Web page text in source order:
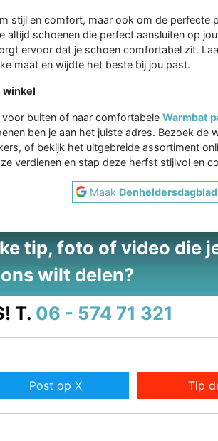
stijl en comfort, maar ook om de perfecte
altijd schoenen die perfect aansluiten op
ervoor dat je schoen comfortabel zit.
maat en wijdte het beste bij jou past.
winkel
buiten of naar comfortabele Warmbat
ben je aan het juiste adres. Bezoek de
of bekijk het uitgebreide assortiment
verdienen en stap deze herfst stijlvol en
Maak Denheldersdagblad
tip, foto of video die
wilt delen?
T. 06 - 574 71 321
Post op X Tip